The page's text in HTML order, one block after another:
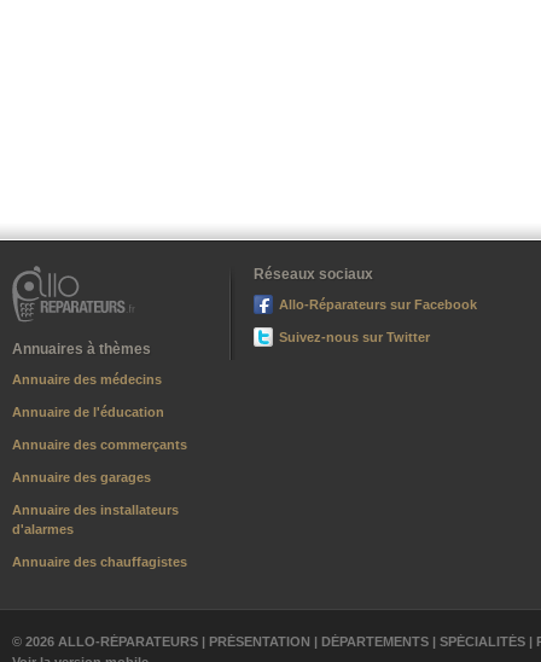
Annuaires à thèmes
Annuaire des médecins
Annuaire de l'éducation
Annuaire des commerçants
Annuaire des garages
Annuaire des installateurs
d'alarmes
Annuaire des chauffagistes
Réseaux sociaux
Allo-Réparateurs sur Facebook
Suivez-nous sur Twitter
© 2026 ALLO-RÉPARATEURS | PRÉSENTATION | DÉPARTEMENTS | SPÉCIALITÉS |